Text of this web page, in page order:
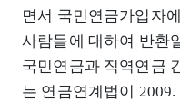
면서 국민연금가입자
사람들에 대하여 반환
국민연금과 직역연금
는 연금연계법이